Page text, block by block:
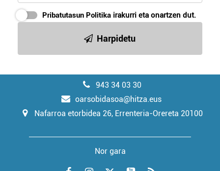
Pribatutasun Politika irakurri eta onartzen dut.
Harpidetu
943 34 03 30
oarsobidasoa@hitza.eus
Nafarroa etorbidea 26, Errenteria-Orereta 20100
Nor gara